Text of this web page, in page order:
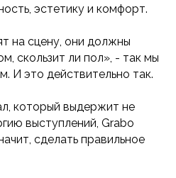
эстетику и комфорт.
на сцену, они должны
скользит ли пол», - так мы
И это действительно так.
который выдержит не
выступлений, Grabo
сделать правильное